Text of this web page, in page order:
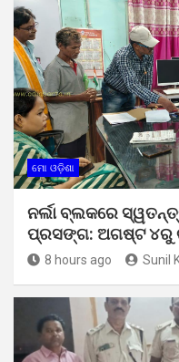
ମୋ ଓଡ଼ିଶା
ନର୍ଲା ବ୍ଲକରେ
ପ୍ରସଙ୍ଗ: ଅଗଷ୍ଟ ୪ରୁ
8 hours ago Sunil